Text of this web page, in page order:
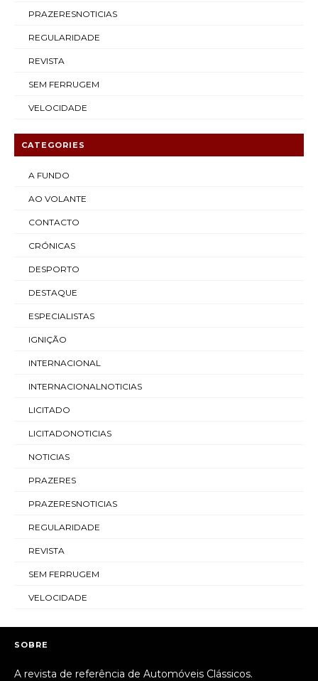
PRAZERESNOTICIAS
REGULARIDADE
REVISTA
SEM FERRUGEM
VELOCIDADE
CATEGORIES
A FUNDO
AO VOLANTE
CONTACTO
CRÓNICAS
DESPORTO
DESTAQUE
ESPECIALISTAS
IGNIÇÃO
INTERNACIONAL
INTERNACIONALNOTICIAS
LICITADO
LICITADONOTICIAS
NOTICIAS
PRAZERES
PRAZERESNOTICIAS
REGULARIDADE
REVISTA
SEM FERRUGEM
VELOCIDADE
SOBRE
A revista de referência de Automóveis Clássicos.